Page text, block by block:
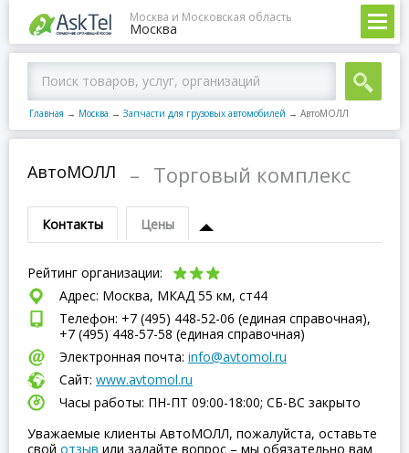
Москва и Московская область
Москва
Главная → Москва → Запчасти для грузовых автомобилей → АвтоМОЛЛ
АвтоМОЛЛ – Торговый комплекс
Контакты Цены
Рейтинг организации:
Адрес: Москва, МКАД 55 км, ст44
Телефон: +7 (495) 448-52-06 (единая справочная),
+7 (495) 448-57-58 (единая справочная)
Электронная почта: info@avtomol.ru
Сайт: www.avtomol.ru
Часы работы: ПН-ПТ 09:00-18:00; СБ-ВC закрыто
Уважаемые клиенты АвтоМОЛЛ, пожалуйста, оставьте
свой отзыв или задайте вопрос – мы обязательно вам